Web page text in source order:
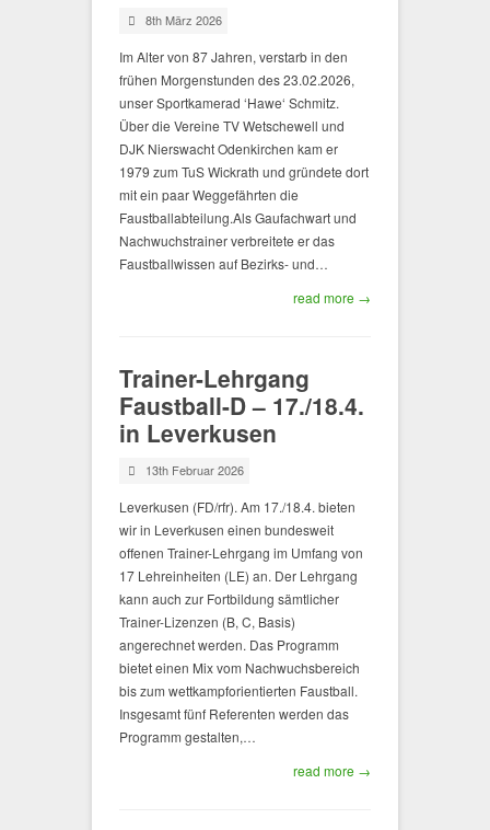
8th März 2026
Im Alter von 87 Jahren, verstarb in den
frühen Morgenstunden des 23.02.2026,
unser Sportkamerad ‘Hawe‘ Schmitz.
Über die Vereine TV Wetschewell und
DJK Nierswacht Odenkirchen kam er
1979 zum TuS Wickrath und gründete dort
mit ein paar Weggefährten die
Faustballabteilung.Als Gaufachwart und
Nachwuchstrainer verbreitete er das
Faustballwissen auf Bezirks- und…
read more →
Trainer-Lehrgang
Faustball-D – 17./18.4.
in Leverkusen
13th Februar 2026
Leverkusen (FD/rfr). Am 17./18.4. bieten
wir in Leverkusen einen bundesweit
offenen Trainer-Lehrgang im Umfang von
17 Lehreinheiten (LE) an. Der Lehrgang
kann auch zur Fortbildung sämtlicher
Trainer-Lizenzen (B, C, Basis)
angerechnet werden. Das Programm
bietet einen Mix vom Nachwuchsbereich
bis zum wettkampforientierten Faustball.
Insgesamt fünf Referenten werden das
Programm gestalten,…
read more →